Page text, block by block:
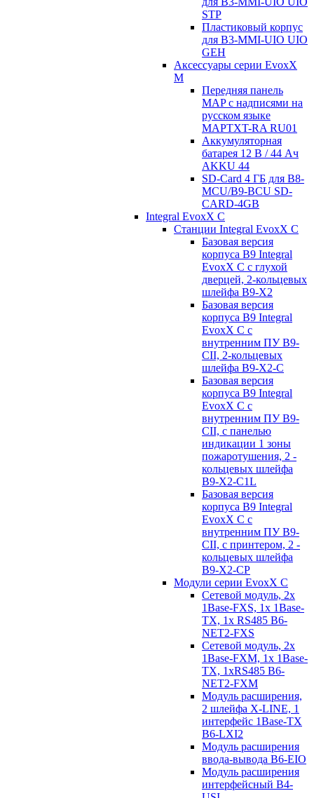
STP
Пластиковый корпус
для B3-MMI-UIO UIO
GEH
Аксессуары серии EvoxX
M
Передняя панель
MAP с надписями на
русском языке
MAPTXT-RA RU01
Аккумуляторная
батарея 12 В / 44 Aч
AKKU 44
SD-Card 4 ГБ для B8-
MCU/B9-BCU SD-
CARD-4GB
Integral EvoxX C
Станции Integral EvoxX C
Базовая версия
корпуса B9 Integral
EvoxX C с глухой
дверцей, 2-кольцевых
шлейфа B9-X2
Базовая версия
корпуса B9 Integral
EvoxX C с
внутренним ПУ B9-
CII, 2-кольцевых
шлейфа B9-X2-C
Базовая версия
корпуса B9 Integral
EvoxX C с
внутренним ПУ B9-
CII, с панелью
индикации 1 зоны
пожаротушения, 2 -
кольцевых шлейфа
B9-X2-C1L
Базовая версия
корпуса B9 Integral
EvoxX C с
внутренним ПУ B9-
CII, с принтером, 2 -
кольцевых шлейфа
B9-X2-CP
Модули серии EvoxX C
Сетевой модуль, 2x
1Base-FXS, 1x 1Base-
TX, 1x RS485 B6-
NET2-FXS
Сетевой модуль, 2x
1Base-FXM, 1x 1Base-
TX, 1xRS485 B6-
NET2-FXM
Модуль расширения,
2 шлейфа X-LINE, 1
интерфейс 1Base-TX
B6-LXI2
Модуль расширения
ввода-вывода B6-EIO
Модуль расширения
интерфейсный B4-